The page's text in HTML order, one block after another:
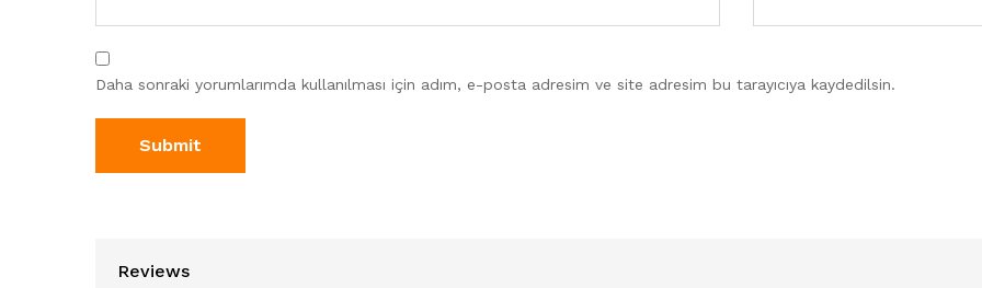
Daha sonraki yorumlarımda kullanılması için adım, e-posta adresim ve site adresim bu tarayıcıya kaydedilsin.
Reviews